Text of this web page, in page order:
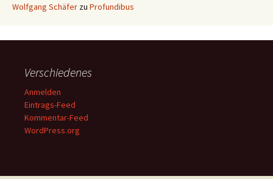
Wolfgang Schäfer zu Profundibus
Verschiedenes
Anmelden
Eintrags-Feed
Kommentar-Feed
WordPress.org